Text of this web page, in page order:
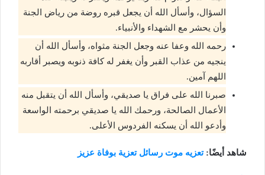
السؤال، وأسأل الله أن يجعل قبره روضة من رياض الجنة
وأن يحشر مع الشهداء والأنبياء.
رحمه الله وعفا عنه وجعل الجنة مثواه، وأسأل الله أن
ينجيه من عذاب القبر وأن يغفر له كافة ذنوبه ويصبر أقاربه
اللهم آمين.
صبرنا الله على فراق يا صديقي، وأسأل الله أن يتقبل منه
الأعمال الصالحة، ورحمك الله يا صديقي برحمته الواسعة
وأدعو الله أن يسكنه الفردوس الأعلى.
شاهد أيضًا:تعزيه موت رسائل تعزية بوفاة عزيز